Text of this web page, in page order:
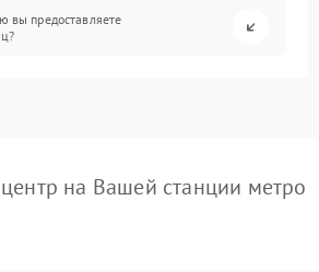
вы предоставляете
на Вашей станции метро